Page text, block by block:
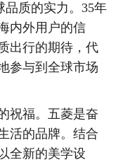
质的实力。35年
内外用户的信
出行的期待，代
参与到全球市场
福。五菱是奋
活的品牌。结合
全新的美学设